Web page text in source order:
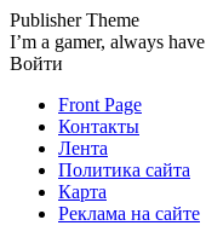
Publisher Theme
I’m a gamer, always
Войти
Front Page
Контакты
Лента
Политика сайта
Карта
Реклама на сайте